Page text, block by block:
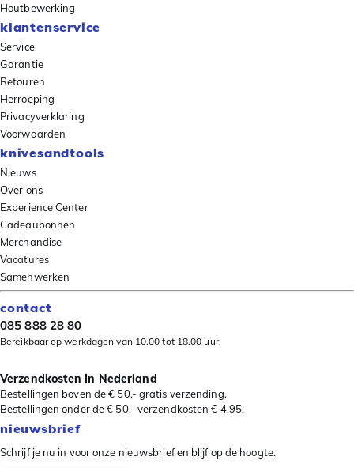
Houtbewerking
klantenservice
Service
Garantie
Retouren
Herroeping
Privacyverklaring
Voorwaarden
knivesandtools
Nieuws
Over ons
Experience Center
Cadeaubonnen
Merchandise
Vacatures
Samenwerken
contact
085 888 28 80
Bereikbaar op werkdagen van 10.00 tot 18.00 uur.
Verzendkosten in Nederland
Bestellingen boven de € 50,- gratis verzending.
Bestellingen onder de € 50,- verzendkosten € 4,95.
nieuwsbrief
Schrijf je nu in voor onze nieuwsbrief en blijf op de hoogte.